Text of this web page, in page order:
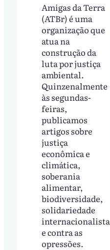
Amigas da Terra
(ATBr) é uma
organização que
atua na
construção da
luta por justiça
ambiental.
Quinzenalmente
às segundas-
feiras,
publicamos
artigos sobre
justiça
econômica e
climática,
soberania
alimentar,
biodiversidade,
solidariedade
internacionalista
e contra as
opressões.